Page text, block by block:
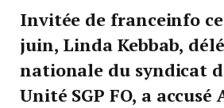
Invitée de franceinfo
juin, Linda Kebbab,
nationale du syndicat
Unité SGP FO, a accusé